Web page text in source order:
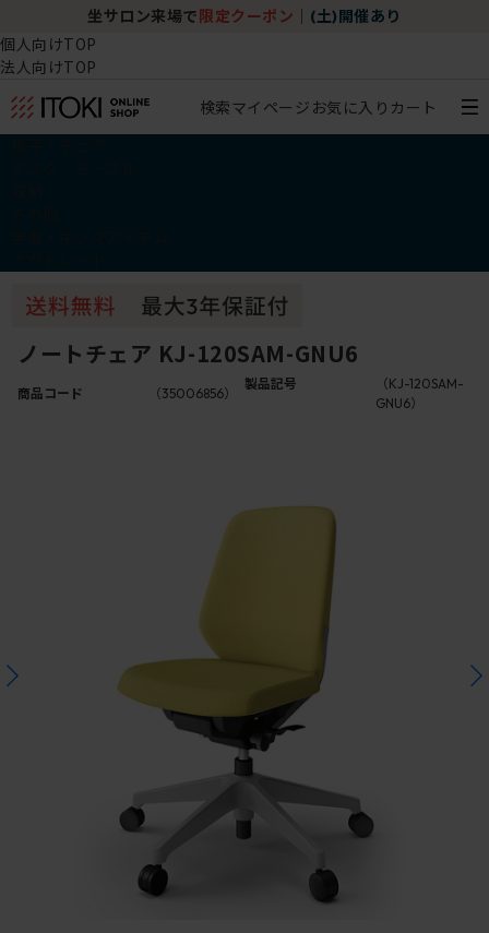
坐サロン来場で 限定クーポン (土)開催あり
個人向けTOP
法人向けTOP
検索マイページ お気に入り カート
ノートチェア KJ-120SAM-GNU6
商品コード （35006856）
製品記号
（KJ-120SAM-
GNU6）